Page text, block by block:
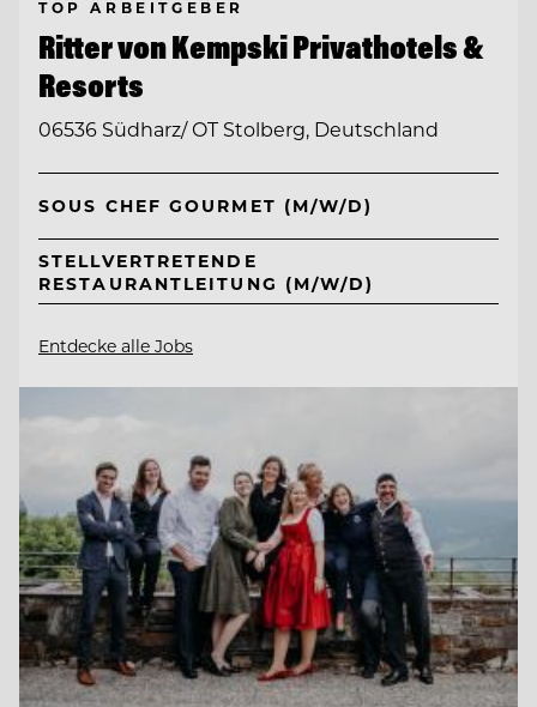
TOP ARBEITGEBER
Ritter von Kempski Privathotels &
Resorts
06536 Südharz/ OT Stolberg, Deutschland
SOUS CHEF GOURMET (M/W/D)
STELLVERTRETENDE
RESTAURANTLEITUNG (M/W/D)
Entdecke alle Jobs